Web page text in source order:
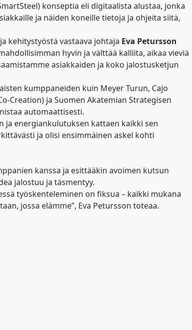
konseptia eli digitaalista alustaa, jonka
ja näiden koneille tietoja ja ohjeita siitä,
kehitystyöstä vastaava johtaja Eva Petursson
hyvin ja välttää kalliita, aikaa vieviä
asiakkaiden ja koko jalostusketjun
kumppaneiden kuin Meyer Turun, Cajo
Creation) ja Suomen Akatemian Strategisen
automaattisesti.
ja energiankulutuksen kattaen kaikki sen
ja olisi ensimmäinen askel kohti
kanssa ja esittääkin avoimen kutsun
jalostuu ja täsmentyy.
työskenteleminen on fiksua – kaikki mukana
jossa elämme”, Eva Petursson toteaa.